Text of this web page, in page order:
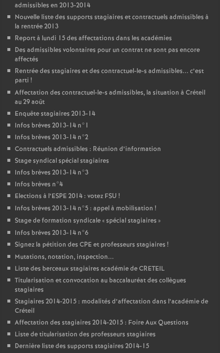
admissibles en 2013-2014
Nouvelle liste des supports stagiaires et contractuels admissibles à
la rentrée 2013
Report à lundi 15 des affectations dans les académies
Des admissibles volontaires pour un contrat ne sont pas encore
affectés
Rentrée des stagiaires et des contractuel-le-s admissibles... c’est
parti !
Affectation des contractuel-le-s admissibles, la situation à Créteil
au 29 août
Enquête stagiaires 2013-14
Infos brèves 2013-14 n°1
Infos brèves 2013-14 n°2
Contractuels admissibles : Réunion d’information
Stage syndical spécial stagiaires
Infos brèves 2013-14 n°3
Infos brèves n°4
Elections à l’ESPE 2014 : votez FSU !
Infos brèves 2013-14 n°5 : appel à mobilisation !
Stage de formation syndicale «spécial stagiaires »
Infos brèves 2013-14 n°6
Signez la pétition des CPE et professeurs stagiaires !
Mutations, notation, inspection...
Liste des berceaux stagiaires académie deCRETEIL
Titularisation et convocation au baccalauréat des collègues
stagiaires
Stagiaires 2014-2015 : modalités d’affectation dans l’académie de
Créteil
Affectation des stagiaires 2014-2015 : Foire Aux Questions
Liste de titularisation des professeurs stagiaires
Dernière liste des supports stagiaires 2014-15